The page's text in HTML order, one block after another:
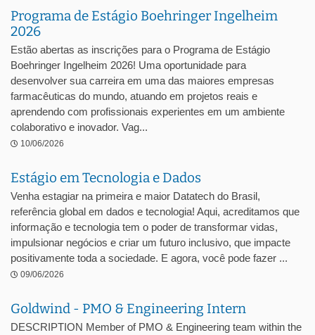
Programa de Estágio Boehringer Ingelheim
2026
Estão abertas as inscrições para o Programa de Estágio
Boehringer Ingelheim 2026! Uma oportunidade para
desenvolver sua carreira em uma das maiores empresas
farmacêuticas do mundo, atuando em projetos reais e
aprendendo com profissionais experientes em um ambiente
colaborativo e inovador. Vag...
10/06/2026
Estágio em Tecnologia e Dados
Venha estagiar na primeira e maior Datatech do Brasil,
referência global em dados e tecnologia! Aqui, acreditamos que
informação e tecnologia tem o poder de transformar vidas,
impulsionar negócios e criar um futuro inclusivo, que impacte
positivamente toda a sociedade. E agora, você pode fazer ...
09/06/2026
Goldwind - PMO & Engineering Intern
DESCRIPTION Member of PMO & Engineering team within the